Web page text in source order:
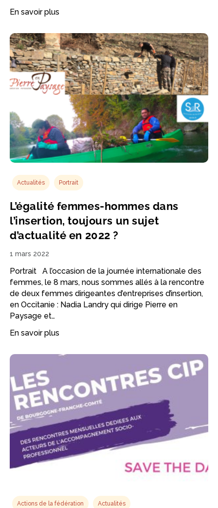
En savoir plus
Actualités Portrait
L’égalité femmes-hommes dans
l’insertion, toujours un sujet
d’actualité en 2022 ?
1 mars 2022
Portrait A l’occasion de la journée internationale des
femmes, le 8 mars, nous sommes allés à la rencontre
de deux femmes dirigeantes d’entreprises d’insertion,
en Occitanie : Nadia Landry qui dirige Pierre en
Paysage et…
En savoir plus
Actions de la fédération Actualités